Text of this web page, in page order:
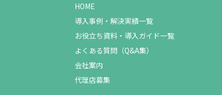
HOME
導入事例・解決実績一覧
お役立ち資料・導入ガイド一覧
よくある質問（Q&A集）
会社案内
代理店募集